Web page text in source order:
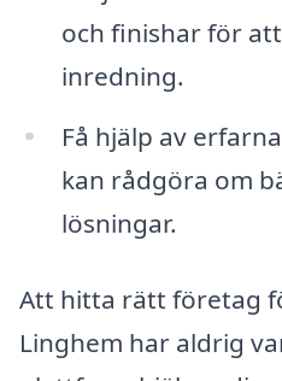
och finishar för
inredning.
Få hjälp av
kan rådgöra om
lösningar.
Att hitta rätt företag
Linghem har aldrig